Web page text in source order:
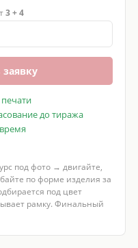
3 + 4
до тиража
под фото → двигайте,
по форме изделия за
под цвет
рамку. Финальный